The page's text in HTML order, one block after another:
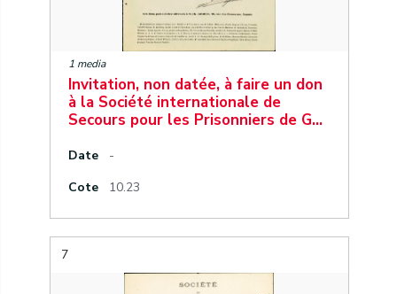
1 media
Invitation, non datée, à faire un don
à la Société internationale de
Secours pour les Prisonniers de G…
Date
-
Cote
10.23
7